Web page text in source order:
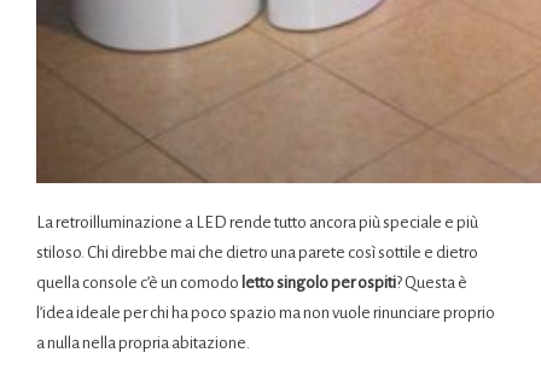
La retroilluminazione a LED rende tutto ancora più speciale e più
stiloso. Chi direbbe mai che dietro una parete così sottile e dietro
quella console c’è un comodo letto singolo per ospiti? Questa è
l’idea ideale per chi ha poco spazio ma non vuole rinunciare proprio
a nulla nella propria abitazione.